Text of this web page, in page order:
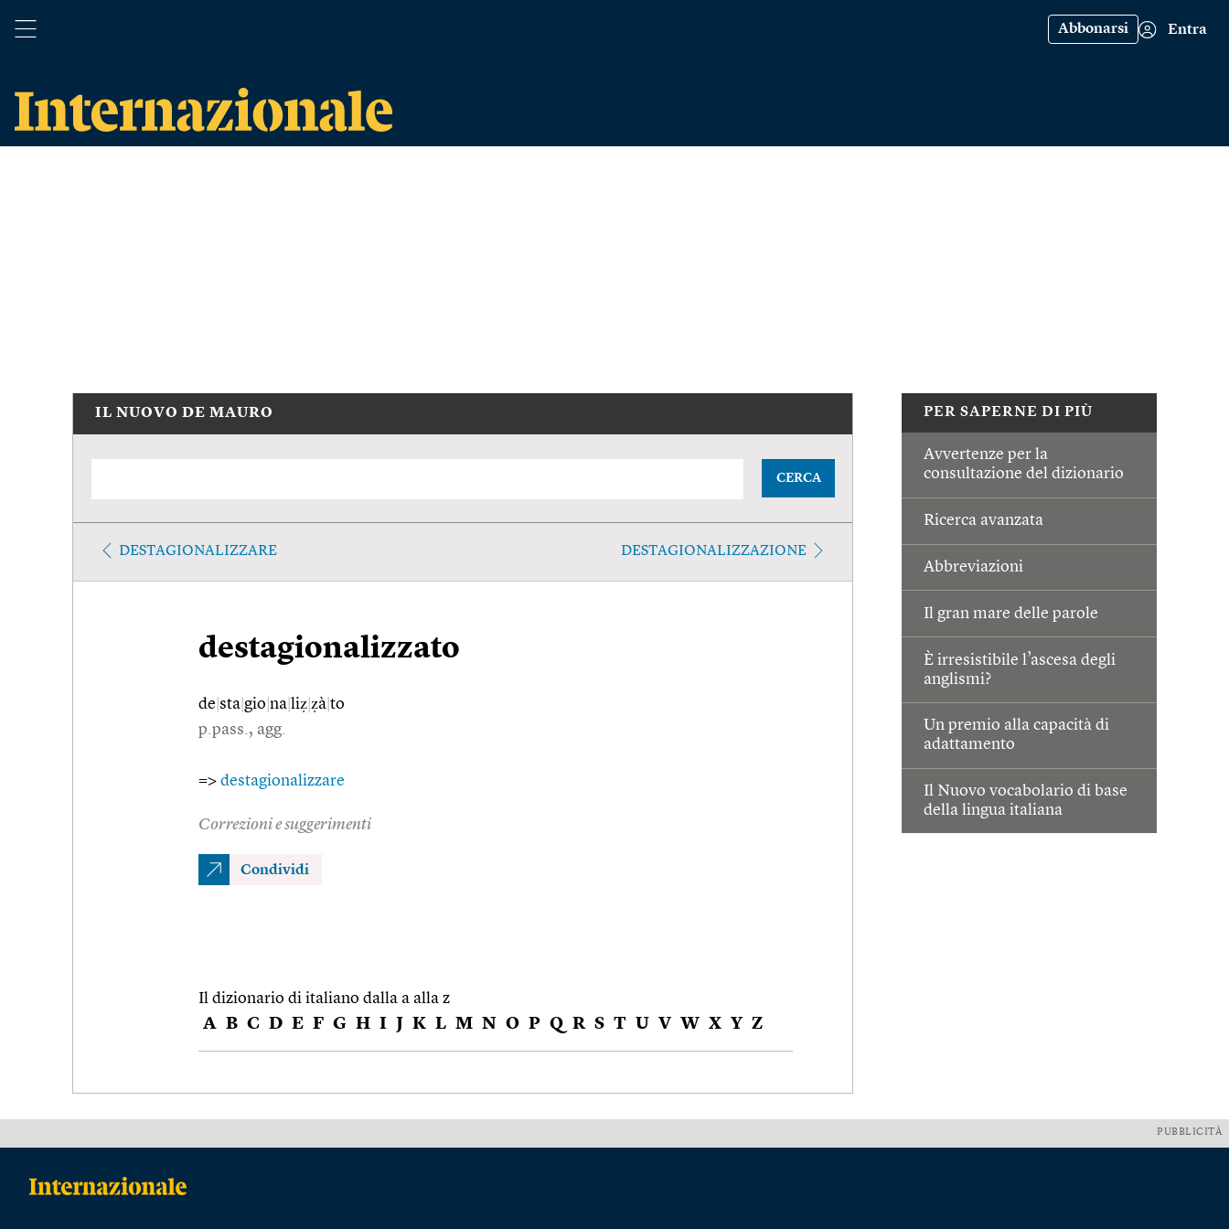
Abbonarsi Entra
PER SAPERNE DI PIÙ
Avvertenze per la
consultazione del dizionario
Ricerca avanzata
Abbreviazioni
Il gran mare delle parole
È irresistibile l’ascesa degli
anglismi?
Un premio alla capacità di
adattamento
Il Nuovo vocabolario di base
della lingua italiana
IL NUOVO DE MAURO
CERCA
DESTAGIONALIZZARE DESTAGIONALIZZAZIONE
destagionalizzato
de sta gio na liẓ ẓà to
p.pass., agg.
=> destagionalizzare
Correzioni e suggerimenti
Condividi
Il dizionario di italiano dalla a alla z
A B C D E F G H I J K L M N O P Q R S T U V W X Y Z
PUBBLICITÀ